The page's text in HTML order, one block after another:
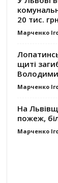
20 тис. грн
Марченко
щиті
Марченко
На
пожеж,
Марченко